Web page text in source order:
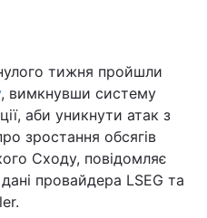
тижня пройшли
, вимкнувши систему
аби уникнути атак з
зростання обсягів
Сходу, повідомляє
провайдера LSEG та